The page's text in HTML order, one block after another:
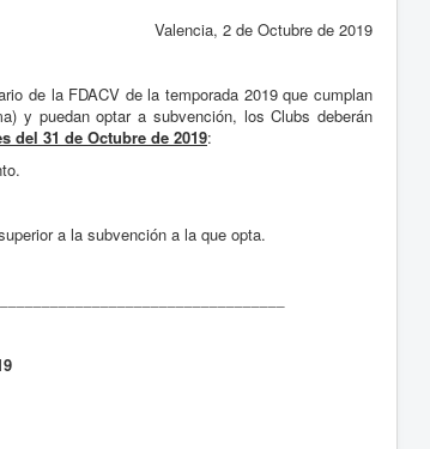
Valencia, 2 de Octubre de 2019
de la FDACV de la temporada 2019 que cumplan
y puedan optar a subvención, los Clubs deberán
del 31 de Octubre de 2019:
a la subvención a la que opta.